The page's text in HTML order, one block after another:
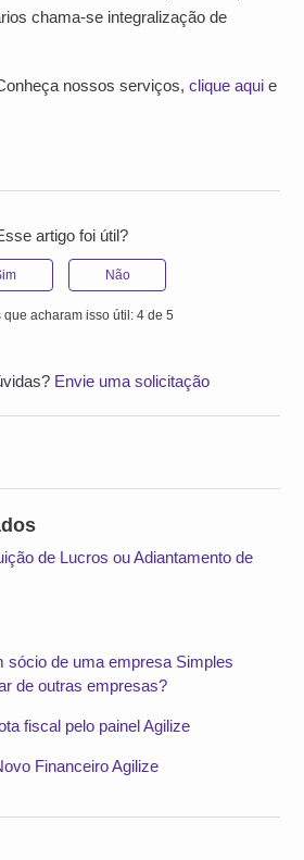
chama-se integralização de
nossos serviços,clique aqui e
artigo foi útil?
Não
que acharam isso útil: 4 de 5
Envie uma solicitação
de Lucros ou Adiantamento de
sócio de uma empresa Simples
de outras empresas?
fiscal pelo painel Agilize
Financeiro Agilize